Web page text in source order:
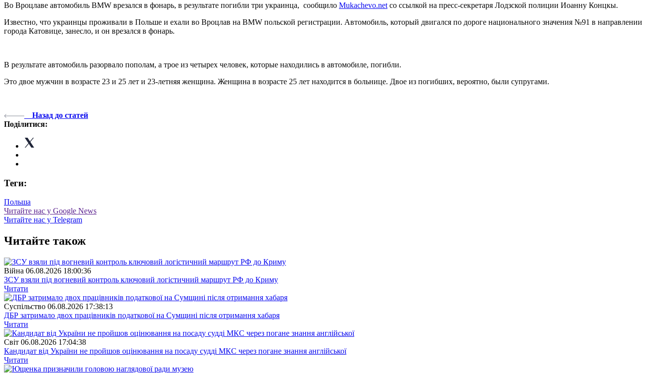
Во Вроцлаве автомобиль BMW врезался в фонарь, в результате погибли три украинца, сообщило Mukachevo.net со ссылкой на пресс-секретаря Лодзской полиции Иоанну Концкы.
Известно, что украинцы проживали в Польше и ехали во Вроцлав на BMW польской регистрации. Автомобиль, который двигался по дороге национального значения №91 в направлении
города Катовице, занесло, и он врезался в фонарь.
В результате автомобиль разорвало пополам, а трое из четырех человек, которые находились в автомобиле, погибли.
Это двое мужчин в возрасте 23 и 25 лет и 23-летняя женщина. Женщина в возрасте 25 лет находится в больнице. Двое из погибших, вероятно, были супругами.
Назад до статей
Поділитися:
Теги:
Польша
Читайте нас у Google News
Читайте нас у Telegram
Читайте також
Війна 06.08.2026 18:00:36
ЗСУ взяли під вогневий контроль ключовий логістичний маршрут РФ до Криму
Читати
Суспiльство 06.08.2026 17:38:13
ДБР затримало двох працівників податкової на Сумщині після отримання хабаря
Читати
Свiт 06.08.2026 17:04:38
Кандидат від України не пройшов оцінювання на посаду судді МКС через погане знання англійської
Читати